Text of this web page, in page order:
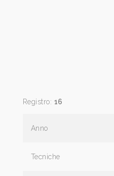
Registro: 16
Anno
Tecniche